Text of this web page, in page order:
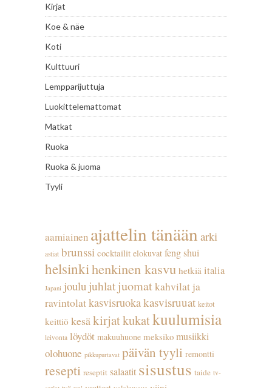
Kirjat
Koe & näe
Koti
Kulttuuri
Lempparijuttuja
Luokittelemattomat
Matkat
Ruoka
Ruoka & juoma
Tyyli
aamiainen ajattelin tänään arki
astiat brunssi cocktailit elokuvat feng shui
helsinkihenkinen kasvu hetkiä italia
Japani joulu juhlatjuomatkahvilat ja
ravintolatkasvisruokakasvisruuat keitot
keittiö kesä kirjatkukatkuulumisia
leivonta löydöt makuuhuone meksiko musiikki
olohuone pikkupurtavat päivän tyyli remontti
resepti reseptit salaatit sisustus taide tv-